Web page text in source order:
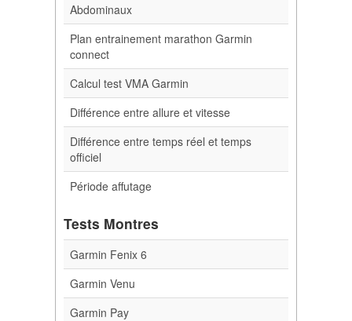
Abdominaux
Plan entrainement marathon Garmin
connect
Calcul test VMA Garmin
Différence entre allure et vitesse
Différence entre temps réel et temps
officiel
Période affutage
Tests Montres
Garmin Fenix 6
Garmin Venu
Garmin Pay